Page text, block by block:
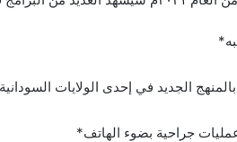
الجديد في إحدى الولايات
جراحية بضوء الهاتف*